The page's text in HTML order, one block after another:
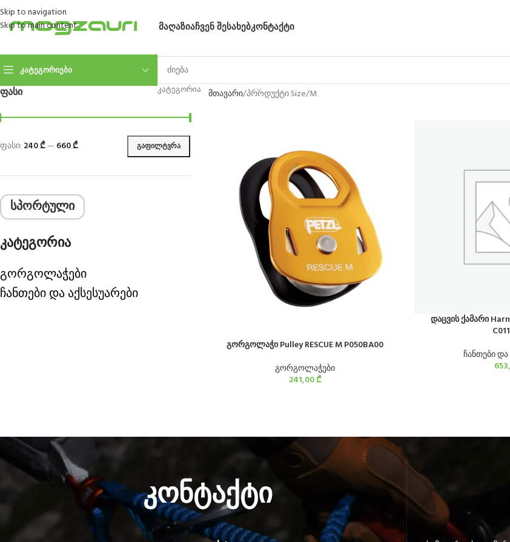
Skip to navigation
Skip to main content
ᲛᲐᲦᲐᲖᲘᲐᲩᲕᲔᲜ ᲨᲔᲡᲐᲮᲔᲑᲙᲝᲜᲢᲐᲥᲢᲘ
ᲙᲐᲢᲔᲒᲝᲠᲘᲔᲑᲘ
ᲙᲐᲢᲔᲒᲝᲠᲘᲐ
ᲤᲐᲡᲘ
ᲒᲐᲤᲘᲚᲢᲕᲠᲐ
ფასი: 240 ₾— 660 ₾
სპორტული
კატეგორია
გორგოლაჭები
ჩანთები და აქსესუარები
მთავარი პროდუქტი Size M
გორგოლაჭი Pulley RESCUE M P050BA00
გორგოლაჭები
241,00₾
დაცვის ქამარი
ჩანთები
კონტაქტი